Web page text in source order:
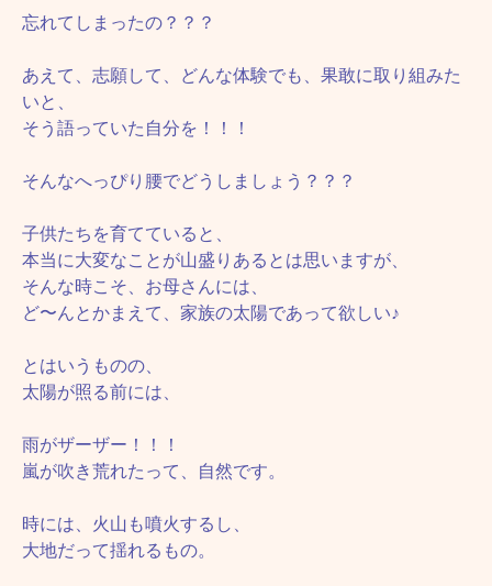
忘れてしまったの？？？
あえて、志願して、どんな体験でも、果敢に取り組みた
いと、
そう語っていた自分を！！！
そんなへっぴり腰でどうしましょう？？？
子供たちを育てていると、
本当に大変なことが山盛りあるとは思いますが、
そんな時こそ、お母さんには、
ど〜んとかまえて、家族の太陽であって欲しい♪
とはいうものの、
太陽が照る前には、
雨がザーザー！！！
嵐が吹き荒れたって、自然です。
時には、火山も噴火するし、
大地だって揺れるもの。